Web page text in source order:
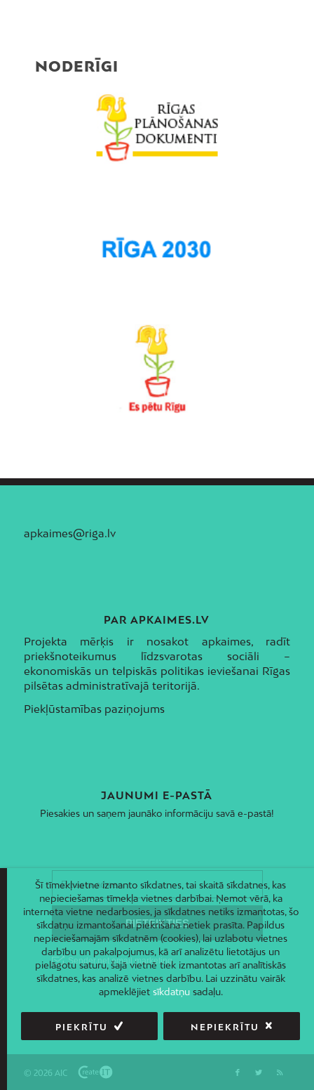
NODERĪGI
apkaimes@riga.lv
PAR APKAIMES.LV
Projekta mērķis ir nosakot apkaimes, radīt
priekšnoteikumus līdzsvarotas sociāli –
ekonomiskās un telpiskās politikas ieviešanai Rīgas
pilsētas administratīvajā teritorijā.
Piekļūstamības paziņojums
JAUNUMI E-PASTĀ
Piesakies un saņem jaunāko informāciju savā e-pastā!
© 2026 AIC
Šī tīmekļvietne izmanto sīkdatnes, tai skaitā sīkdatnes, kas
nepieciešamas tīmekļa vietnes darbībai. Ņemot vērā, ka
interneta vietne nedarbosies, ja sīkdatnes netiks izmantotas, šo
sīkdatņu izmantošanai piekrišana netiek prasīta. Papildus
nepieciešamajām sīkdatnēm (cookies), lai uzlabotu vietnes
darbību un pakalpojumus, kā arī analizētu lietotājus un
pielāgotu saturu, šajā vietnē tiek izmantotas arī analītiskās
sīkdatnes, kas analizē vietnes darbību. Lai uzzinātu vairāk
apmeklējiet sīkdatņusadaļu.
PIEKRĪTU NEPIEKRĪTU